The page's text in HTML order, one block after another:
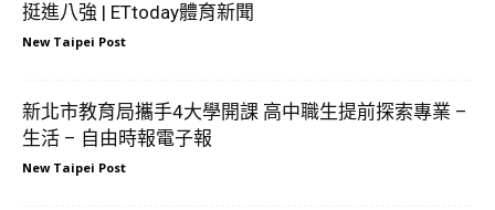
挺進八強 | ETtoday體育新聞
New Taipei Post
新北市教育局攜手4大學開課 高中職生提前探索專業 –
生活 – 自由時報電子報
New Taipei Post